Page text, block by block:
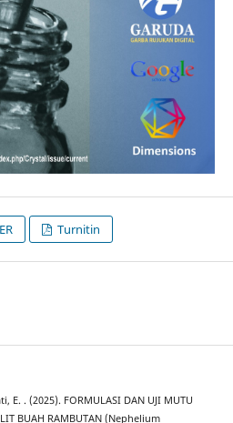
Turnitin
. (2025). FORMULASI DAN UJI MUTU
BUAH RAMBUTAN (Nephelium